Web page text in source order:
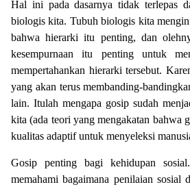
Hal ini pada dasarnya tidak terlepas
biologis kita. Tubuh biologis kita
bahwa hierarki itu penting, dan
kesempurnaan itu penting untuk
mempertahankan hierarki tersebut.
yang akan terus membanding-
lain. Itulah mengapa gosip sudah
kita (ada teori yang mengakatan bahwa
kualitas adaptif untuk menyeleksi
Gosip penting bagi kehidupan
memahami bagaimana penilaian sosial